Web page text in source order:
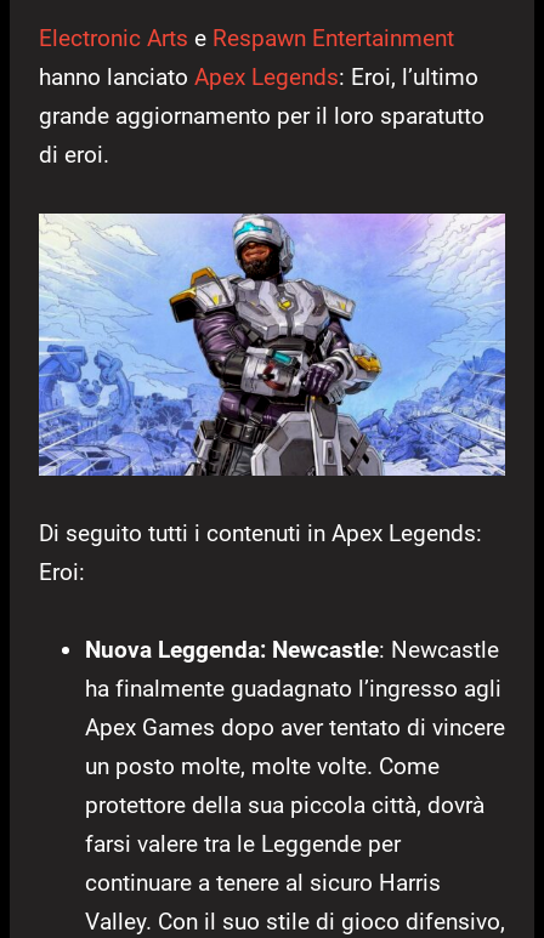
Electronic Arts e Respawn Entertainment
hanno lanciato Apex Legends: Eroi, l’ultimo
grande aggiornamento per il loro sparatutto
di eroi.
Di seguito tutti i contenuti in Apex Legends:
Eroi:
Nuova Leggenda: Newcastle: Newcastle
ha finalmente guadagnato l’ingresso agli
Apex Games dopo aver tentato di vincere
un posto molte, molte volte. Come
protettore della sua piccola città, dovrà
farsi valere tra le Leggende per
continuare a tenere al sicuro Harris
Valley. Con il suo stile di gioco difensivo,